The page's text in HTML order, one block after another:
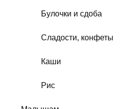
Булочки и сдоба
Сладости, конфеты
Каши
Рис